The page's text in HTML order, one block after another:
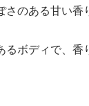
さのある甘い
るボディで、香